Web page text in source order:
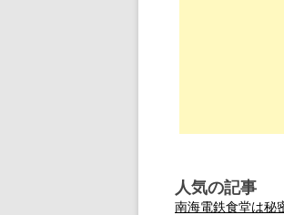
人気の記事
南海電鉄食堂は秘